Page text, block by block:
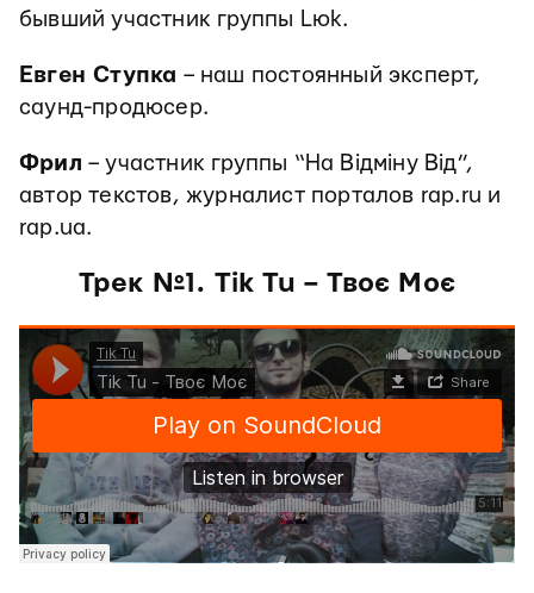
бывший участник группы Lюk.
Евген Ступка – наш постоянный эксперт,
саунд-продюсер.
Фрил – участник группы “На Відміну Від”,
автор текстов, журналист порталов rap.ru и
rap.ua.
Трек №1. Tik Tu – Твоє Моє